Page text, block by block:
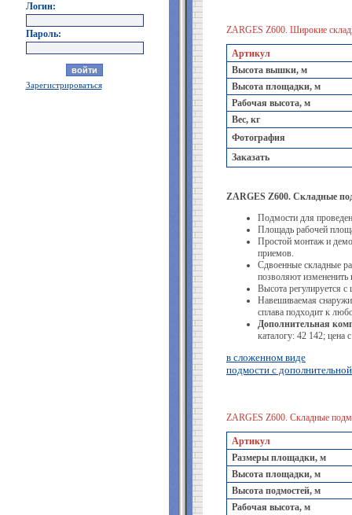
Логин:
Пароль:
Зарегистрироваться
ZARGES Z600. Широкие
Артикул
Высота вышки, м
Высота площадки, м
Рабочая высота, м
Вес, кг
Фотография
Заказать
ZARGES Z600. Складные
Подмости для
Площадь рабочей
Простой монтаж и
приемов.
Сдвоенные складные
позволяют
Высота регулируется
Навешиваемая
сплава подходит к
Дополнительная
каталогу: 42 142; цена
в сложенном виде
подмости с
ZARGES Z600. Складные
Артикул
Размеры площадки, м
Высота площадки, м
Высота подмостей, м
Рабочая высота, м